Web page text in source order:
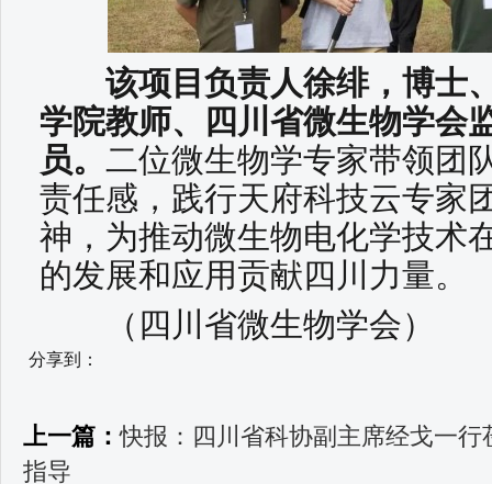
该项目负责人徐绯，博士
学院教师、四川省微生物学会
员。 二位微生物学专家带领团
责任感，践行天府科技云专家
神，为推动微生物电化学技术
的发展和应用贡献四川力量。
（四川省微生物学会）
分享到：
上一篇：快报：四川省科协副主席经戈一
指导